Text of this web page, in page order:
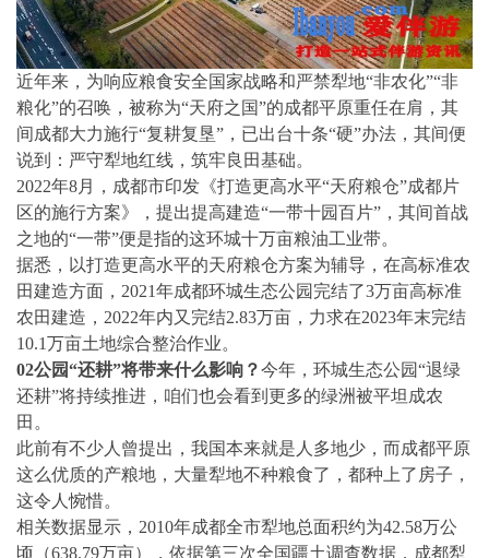
近年来，为响应粮食安全国家战略和严禁犁地“非农化”“非
粮化”的召唤，被称为“天府之国”的成都平原重任在肩，其
间成都大力施行“复耕复垦”，已出台十条“硬”办法，其间便
说到：严守犁地红线，筑牢良田基础。
2022年8月，成都市印发《打造更高水平“天府粮仓”成都片
区的施行方案》，提出提高建造“一带十园百片”，其间首战
之地的“一带”便是指的这环城十万亩粮油工业带。
据悉，以打造更高水平的天府粮仓方案为辅导，在高标准农
田建造方面，2021年成都环城生态公园完结了3万亩高标准
农田建造，2022年内又完结2.83万亩，力求在2023年末完结
10.1万亩土地综合整治作业。
02公园“还耕”将带来什么影响？今年，环城生态公园“退绿
还耕”将持续推进，咱们也会看到更多的绿洲被平坦成农
田。
此前有不少人曾提出，我国本来就是人多地少，而成都平原
这么优质的产粮地，大量犁地不种粮食了，都种上了房子，
这令人惋惜。
相关数据显示，2010年成都全市犁地总面积约为42.58万公
顷（638.79万亩），依据第三次全国疆土调查数据，成都犁